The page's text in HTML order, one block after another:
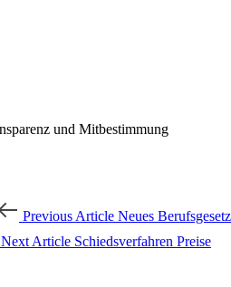
Previous Article Neues
Next Article Schiedsverfahren Preise